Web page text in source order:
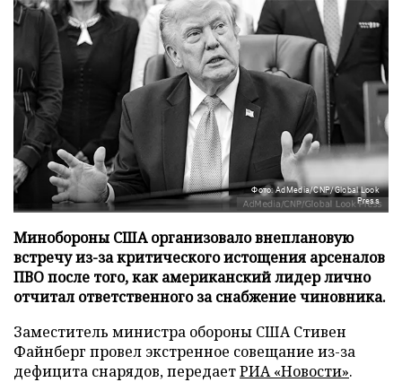
Фото: AdMedia/CNP/Global Look
Press
Минобороны США организовало внеплановую
встречу из-за критического истощения арсеналов
ПВО после того, как американский лидер лично
отчитал ответственного за снабжение чиновника.
Заместитель министра обороны США Стивен
Файнберг провел экстренное совещание из-за
дефицита снарядов, передаетРИА «Новости».